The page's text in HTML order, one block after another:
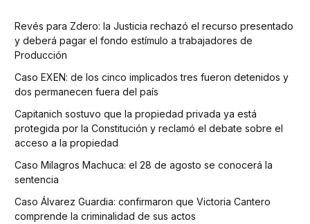
Revés para Zdero: la Justicia rechazó el recurso presentado
y deberá pagar el fondo estímulo a trabajadores de
Producción
Caso EXEN: de los cinco implicados tres fueron detenidos y
dos permanecen fuera del país
Capitanich sostuvo que la propiedad privada ya está
protegida por la Constitución y reclamó el debate sobre el
acceso a la propiedad
Caso Milagros Machuca: el 28 de agosto se conocerá la
sentencia
Caso Álvarez Guardia: confirmaron que Victoria Cantero
comprende la criminalidad de sus actos